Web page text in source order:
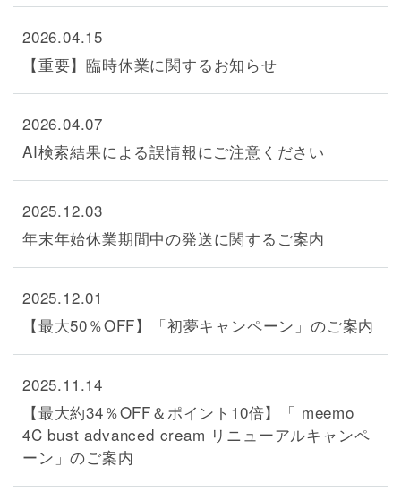
2026.04.15
【重要】臨時休業に関するお知らせ
2026.04.07
AI検索結果による誤情報にご注意ください
2025.12.03
年末年始休業期間中の発送に関するご案内
2025.12.01
【最大50％OFF】「初夢キャンペーン」のご案内
2025.11.14
【最大約34％OFF＆ポイント10倍】「 meemo
4C bust advanced cream リニューアルキャンペ
ーン」のご案内